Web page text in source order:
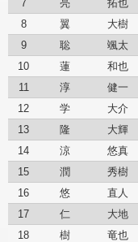
7
亮 拓也
8
翼 大樹
9
聡 颯太
10
蓮 和也
11
淳 健一
12
学 大介
13
隆 大輝
14
涼 悠真
15
潤 秀樹
16
悠 直人
17
仁 大地
18
樹 竜也